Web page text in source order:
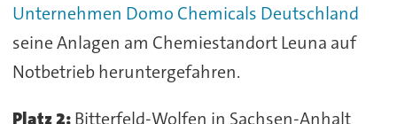
Unternehmen Domo Chemicals Deutschland
seine Anlagen am Chemiestandort Leuna auf
Notbetrieb heruntergefahren.
Platz 2:Bitterfeld-Wolfen in Sachsen-Anhalt